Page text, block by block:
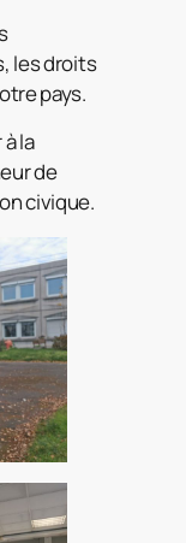
les droits
pays.
la
de
civique.